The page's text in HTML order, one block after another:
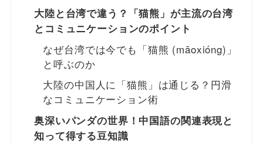
大陸と台湾で違う？「猫熊」が主流の台湾
とコミュニケーションのポイント
なぜ台湾では今でも「猫熊 (māoxióng)」
と呼ぶのか
大陸の中国人に「猫熊」は通じる？円滑
なコミュニケーション術
奥深いパンダの世界！中国語の関連表現と
知って得する豆知識